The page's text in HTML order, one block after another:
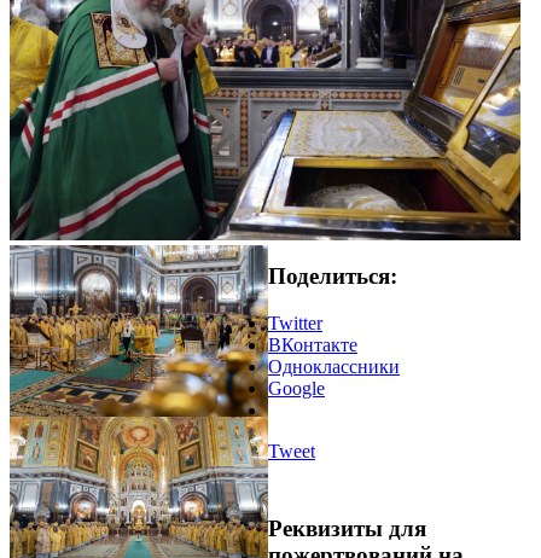
Поделиться:
Twitter
ВКонтакте
Одноклассники
Google
Tweet
Реквизиты для